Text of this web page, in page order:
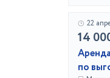
22
14
по